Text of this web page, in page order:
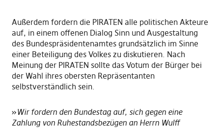
Außerdem fordern die PIRATEN alle politischen Akteure
auf, in einem offenen Dialog Sinn und Ausgestaltung
des Bundespräsidentenamtes grundsätzlich im Sinne
einer Beteiligung des Volkes zu diskutieren. Nach
Meinung der PIRATEN sollte das Votum der Bürger bei
der Wahl ihres obersten Repräsentanten
selbstverständlich sein.
»Wir fordern den Bundestag auf, sich gegen eine
Zahlung von Ruhestandsbezügen an Herrn Wulff